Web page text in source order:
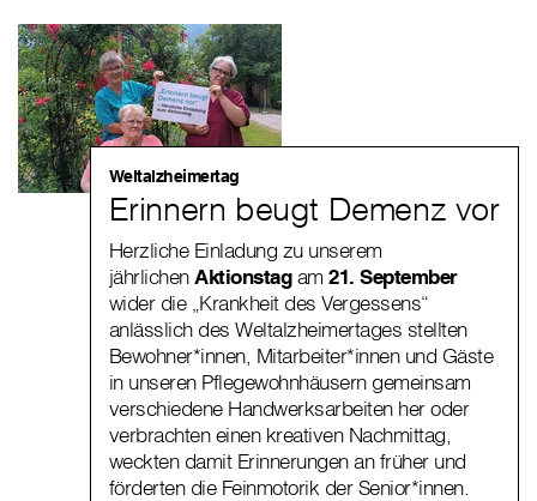
Weltalzheimertag
Erinnern beugt Demenz vor
Herzliche Einladung zu unserem
jährlichenAktionstagam21. September
wider die „Krankheit des Vergessens“
anlässlich des Weltalzheimertages stellten
Bewohner*innen, Mitarbeiter*innen und Gäste
in unseren Pflegewohnhäusern gemeinsam
verschiedene Handwerksarbeiten her oder
verbrachten einen kreativen Nachmittag,
weckten damit Erinnerungen an früher und
förderten die Feinmotorik der Senior*innen.